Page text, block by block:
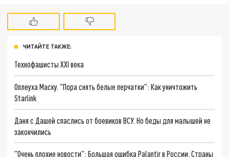
ЧИТАЙТЕ ТАКЖЕ:
Технофашисты XXI века
Оплеуха Маску. "Пора снять белые перчатки": Как уничтожить
Starlink
Даня с Дашей спаслись от боевиков ВСУ. Но беды для малышей не
закончились
"Очень плохие новости": Большая ошибка Palantir в России. Страны